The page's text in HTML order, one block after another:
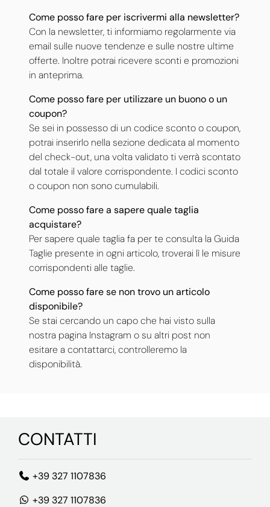
Come posso fare per iscrivermi alla newsletter?
Con la newsletter, ti informiamo regolarmente via
email sulle nuove tendenze e sulle nostre ultime
offerte. Inoltre potrai ricevere sconti e promozioni
in anteprima.
Come posso fare per utilizzare un buono o un
coupon?
Se sei in possesso di un codice sconto o coupon,
potrai inserirlo nella sezione dedicata al momento
del check-out, una volta validato ti verrà scontato
dal totale il valore corrispondente. I codici sconto
o coupon non sono cumulabili.
Come posso fare a sapere quale taglia
acquistare?
Per sapere quale taglia fa per te consulta la Guida
Taglie presente in ogni articolo, troverai lì le misure
corrispondenti alle taglie.
Come posso fare se non trovo un articolo
disponibile?
Se stai cercando un capo che hai visto sulla
nostra pagina Instagram o su altri post non
esitare a contattarci, controlleremo la
disponibilità.
CONTATTI
+39 327 1107836
+39 327 1107836